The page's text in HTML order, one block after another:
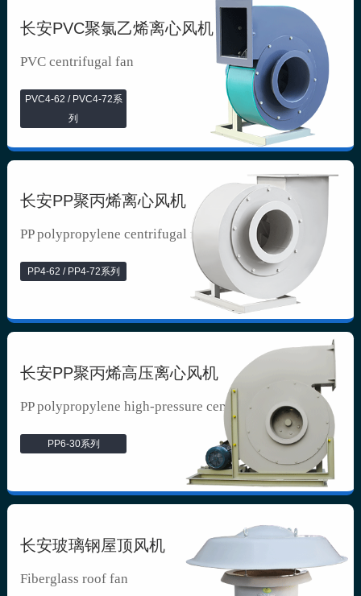
长安PVC聚氯乙烯离心风机
PVC centrifugal fan
PVC4-62 / PVC4-72系
列
长安PP聚丙烯离心风机
PP polypropylene centrifugal fan
PP4-62 / PP4-72系列
长安PP聚丙烯高压离心风机
PP polypropylene high-pressure cen...
PP6-30系列
长安玻璃钢屋顶风机
Fiberglass roof fan